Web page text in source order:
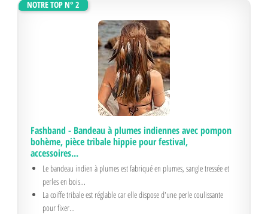
NOTRE TOP N° 2
Fashband - Bandeau à plumes indiennes avec pompon
bohème, pièce tribale hippie pour festival,
accessoires...
Le bandeau indien à plumes est fabriqué en plumes, sangle tressée et
perles en bois...
La coiffe tribale est réglable car elle dispose d'une perle coulissante
pour fixer...